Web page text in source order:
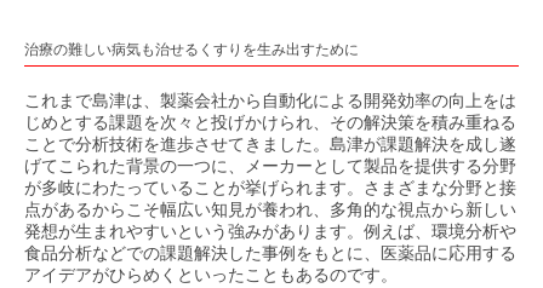
治療の難しい病気も治せるくすりを生み出すために
これまで島津は、製薬会社から自動化による開発効率の向上をは
じめとする課題を次々と投げかけられ、その解決策を積み重ねる
ことで分析技術を進歩させてきました。島津が課題解決を成し遂
げてこられた背景の一つに、メーカーとして製品を提供する分野
が多岐にわたっていることが挙げられます。さまざまな分野と接
点があるからこそ幅広い知見が養われ、多角的な視点から新しい
発想が生まれやすいという強みがあります。例えば、環境分析や
食品分析などでの課題解決した事例をもとに、医薬品に応用する
アイデアがひらめくといったこともあるのです。